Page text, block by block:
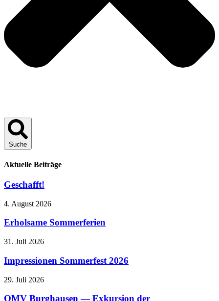
Suche
Aktuelle Beiträge
Geschafft!
4. August 2026
Erholsame Sommerferien
31. Juli 2026
Impressionen Sommerfest 2026
29. Juli 2026
OMV Burghausen — Exkursion der